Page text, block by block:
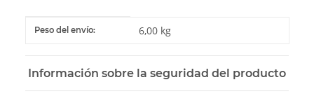
#productDetails.itemInformation#
#productDetails.itemValue#
Peso del envío: 6,00 kg
Información sobre la seguridad del producto